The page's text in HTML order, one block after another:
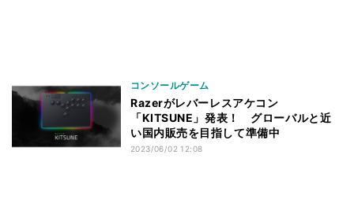
コンソールゲーム
Razerがレバーレスアケコン
「KITSUNE」発表！ グローバルと近
い国内販売を目指して準備中
2023/06/02 12:08